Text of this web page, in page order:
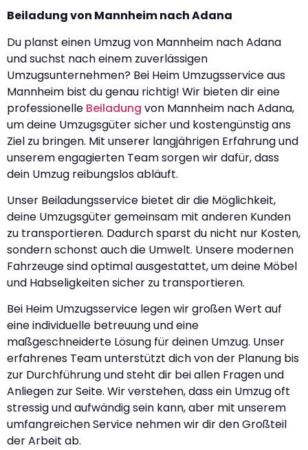
Beiladung von Mannheim nach Adana
Du planst einen Umzug von Mannheim nach Adana
und suchst nach einem zuverlässigen
Umzugsunternehmen? Bei Heim Umzugsservice aus
Mannheim bist du genau richtig! Wir bieten dir eine
professionelle Beiladung von Mannheim nach Adana,
um deine Umzugsgüter sicher und kostengünstig ans
Ziel zu bringen. Mit unserer langjährigen Erfahrung und
unserem engagierten Team sorgen wir dafür, dass
dein Umzug reibungslos abläuft.
Unser Beiladungsservice bietet dir die Möglichkeit,
deine Umzugsgüter gemeinsam mit anderen Kunden
zu transportieren. Dadurch sparst du nicht nur Kosten,
sondern schonst auch die Umwelt. Unsere modernen
Fahrzeuge sind optimal ausgestattet, um deine Möbel
und Habseligkeiten sicher zu transportieren.
Bei Heim Umzugsservice legen wir großen Wert auf
eine individuelle betreuung und eine
maßgeschneiderte Lösung für deinen Umzug. Unser
erfahrenes Team unterstützt dich von der Planung bis
zur Durchführung und steht dir bei allen Fragen und
Anliegen zur Seite. Wir verstehen, dass ein Umzug oft
stressig und aufwändig sein kann, aber mit unserem
umfangreichen Service nehmen wir dir den Großteil
der Arbeit ab.